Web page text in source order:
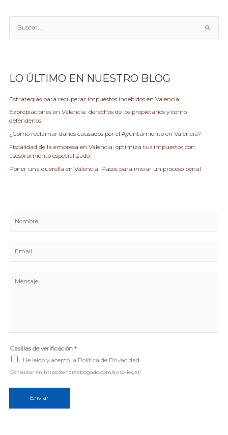
razones
económicas
r
o
r
LO ÚLTIMO EN NUESTRO BLOG
Estrategias para recuperar impuestos indebidos en Valencia
Expropiaciones en Valencia: derechos de los propietarios y cómo
defenderlos
¿Cómo reclamar daños causados por el Ayuntamiento en Valencia?
Fiscalidad de la empresa en Valencia: optimiza tus impuestos con
asesoramiento especializado
Poner una querella en Valencia: Pasos para iniciar un proceso penal
m
r
a
j
e
*
Casillas de verificación*
He leído y acepto la Política de Privacidad
Consultar en https://sendraabogado.com/aviso-legal/
Enviar